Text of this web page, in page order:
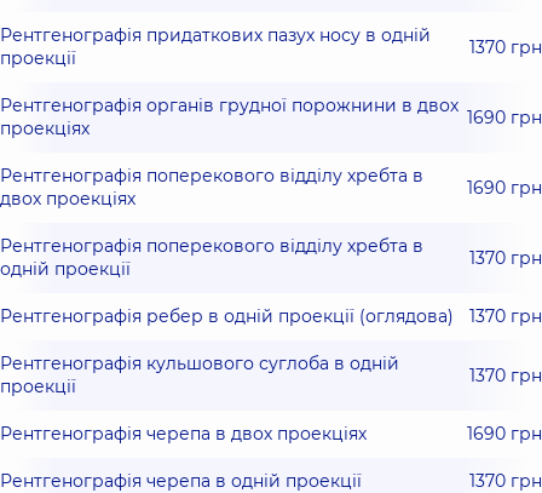
Рентгенографія придаткових пазух носу в одній
проекції
1370 грн
Рентгенографія органів грудної порожнини в двох
проекціях
1690 грн
Рентгенографія поперекового відділу хребта в
двох проекціях
1690 грн
Рентгенографія поперекового відділу хребта в
одній проекції
1370 грн
Рентгенографія ребер в одній проекції (оглядова) 1370 грн
Рентгенографія кульшового суглоба в одній
проекції
1370 грн
Рентгенографія черепа в двох проекціях 1690 грн
Рентгенографія черепа в одній проекції 1370 грн